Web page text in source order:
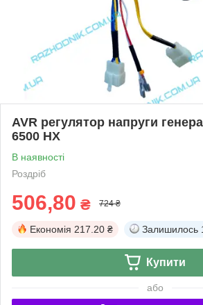
AVR регулятор напруги
6500 HX
В наявності
Роздріб
506,80 ₴ 724 ₴
Економія 217.20 ₴ Залишилось
Купити
або